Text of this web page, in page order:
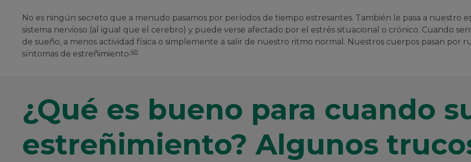
No es ningún secreto que a menudo pasamos por períodos de tiempo estresantes. También le pasa a nuestro
sistema nervioso (al igual que el cerebro) y puede verse afectado por el estrés situacional o crónico. Cuando
de sueño, a menos actividad física o simplemente a salir de nuestro ritmo normal. Nuestros cuerpos pasan por
síntomas de estreñimiento.49
¿Qué es bueno para cuando
estreñimiento? Algunos